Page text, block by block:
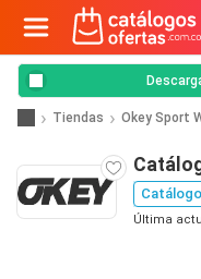
Tiendas Okey Sport
Última